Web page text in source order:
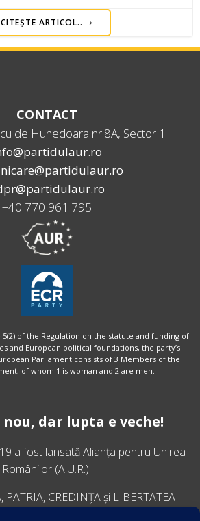
CITEȘTE ARTICOL..
CONTACT
de Hunedoara nr.8A, Sector 1
+40 770 961 795
of the Regulation on the statute and funding of
and European political foundations, the party’s
Parliament consists of 3 Members of the
of whom 1 is woman and 2 are men.
dar lupta e veche!
a fost lansatăAlianța pentru Unirea
Românilor (A.U.R.).
CREDINȚA și LIBERTATEA